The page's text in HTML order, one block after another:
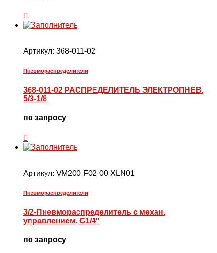
Артикул: 368-011-02
Пневмораспределители
368-011-02 РАСПРЕДЕЛИТЕЛЬ ЭЛЕКТРОПНЕВ.
5/3-1/8
по запросу
Артикул: VM200-F02-00-XLN01
Пневмораспределители
3/2-Пневмораспределитель с механ.
управлением, G1/4″
по запросу